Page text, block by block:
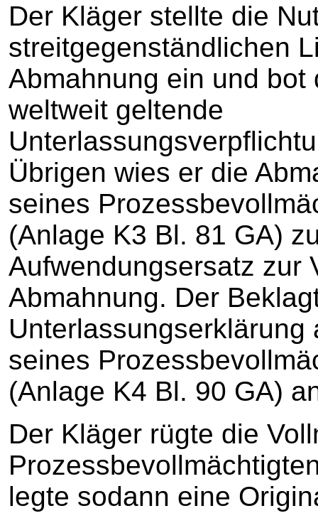
Der Kläger stellte die
streitgegenständlichen
Abmahnung ein und bot
weltweit geltende
Übrigen wies er die
seines
(Anlage K3 Bl. 81 GA)
Aufwendungsersatz zur
Abmahnung. Der
seines
(Anlage K4 Bl. 90 GA)
Der Kläger rügte die
legte sodann eine